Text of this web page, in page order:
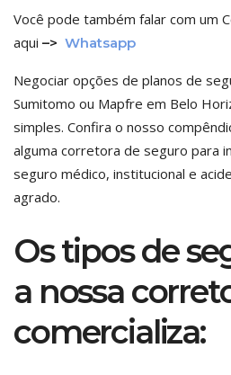
Você pode também falar com um
aqui –> Whatsapp
Negociar opções de planos de
Sumitomo ou Mapfre em Belo
simples. Confira o nosso
alguma corretora de seguro para
seguro médico, institucional e
agrado.
Os tipos de
a nossa
comercializa: